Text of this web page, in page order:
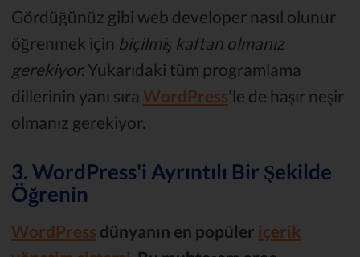
Gördüğünüz gibi web developer nasıl olunur
öğrenmek için biçilmiş kaftan olmanız
gerekiyor. Yukarıdaki tüm programlama
dillerinin yanı sıra WordPress'le de haşır neşir
olmanız gerekiyor.
3. WordPress'i Ayrıntılı Bir Şekilde
Öğrenin
WordPress dünyanın en popüler içerik